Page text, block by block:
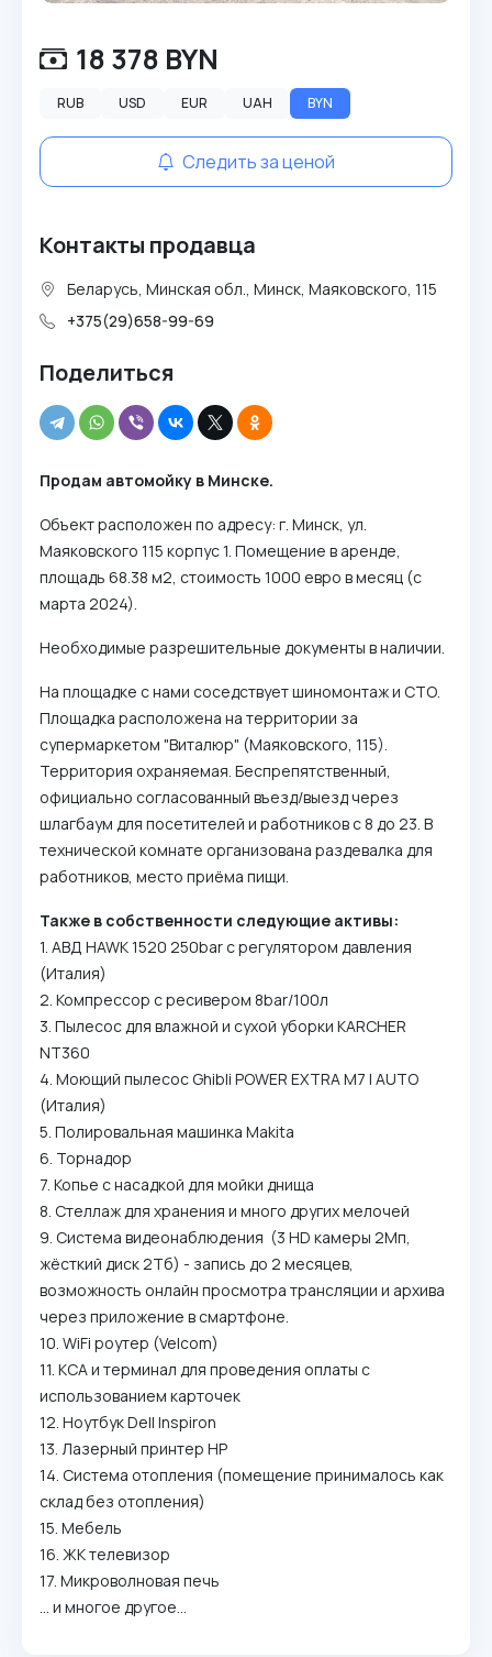
18 378 BYN
RUB USD EUR UAH BYN
Следить за ценой
Контакты продавца
Беларусь, Минская обл., Минск, Маяковского, 115
+375(29)658-99-69
Поделиться
Продам автомойку в Минске.
Объект расположен по адресу: г. Минск, ул.
Маяковского 115 корпус 1. Помещение в аренде,
площадь 68.38 м2, стоимость 1000 евро в месяц (с
марта 2024).
Необходимые разрешительные документы в наличии.
На площадке с нами соседствует шиномонтаж и СТО.
Площадка расположена на территории за
супермаркетом "Виталюр" (Маяковского, 115).
Территория охраняемая. Беспрепятственный,
официально согласованный въезд/выезд через
шлагбаум для посетителей и работников с 8 до 23. В
технической комнате организована раздевалка для
работников, место приёма пищи.
Также в собственности следующие активы:
1. АВД HAWK 1520 250bar с регулятором давления
(Италия)
2. Компрессор с ресивером 8bar/100л
3. Пылесос для влажной и сухой уборки KARCHER
NT360
4. Моющий пылесос Ghibli POWER EXTRA M7 I AUTO
(Италия)
5. Полировальная машинка Makita
6. Торнадор
7. Копье с насадкой для мойки днища
8. Стеллаж для хранения и много других мелочей
9. Система видеонаблюдения (3 HD камеры 2Мп,
жёсткий диск 2Тб) - запись до 2 месяцев,
возможность онлайн просмотра трансляции и архива
через приложение в смартфоне.
10. WiFi роутер (Velcom)
11. КСА и терминал для проведения оплаты с
использованием карточек
12. Ноутбук Dell Inspiron
13. Лазерный принтер HP
14. Система отопления (помещение принималось как
склад без отопления)
15. Мебель
16. ЖК телевизор
17. Микроволновая печь
... и многое другое...